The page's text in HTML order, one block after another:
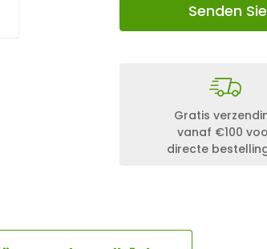
Senden
Gratis
vanaf €100
directe